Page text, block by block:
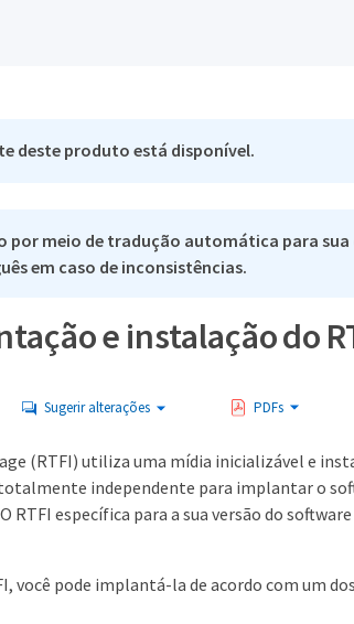
deste produto está disponível.
por meio de tradução automática para sua
em caso de inconsistências.
e instalação do
Sugerir alterações PDFs
(RTFI) utiliza uma mídia inicializável e
independente para implantar o
RTFI específica para a sua versão do
você pode implantá-la de acordo com um